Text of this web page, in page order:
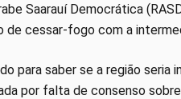
Saarauí Democrática
de cessar-fogo com a
para saber se a região
por falta de consenso